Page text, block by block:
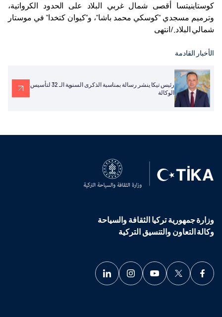
كوستاينيتسا أقصى شمال غربي البلاد على الحدود الكرواتية،
وترميم مسجدي "كوسكي محمد باشا"، و"كيوان كتخدا" في موستار
شمالي البلاد./انتهى
الأخبار القادمة
رئيس تيكا ينشر رسالة بمناسبة الذكرى السنوية الـ 32 لتأسيس
الوكالة
وزارة جمهورية تركيا الثقافة والسياحة
وكالة التعاون والتنسيق التركية